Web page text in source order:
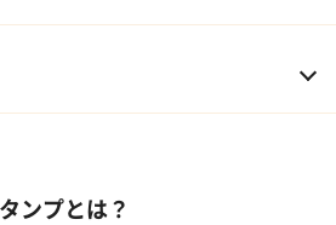
タンプとは？